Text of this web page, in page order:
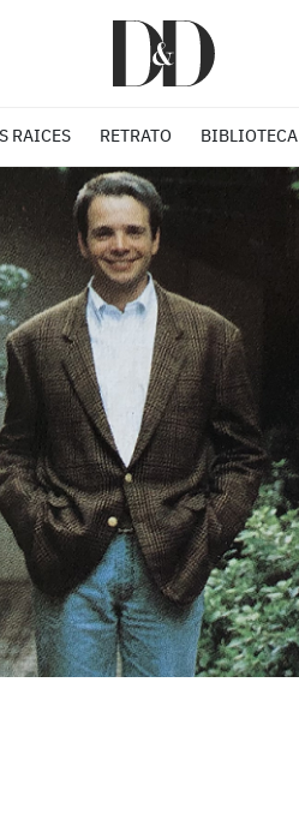
RAICES RETRATO BIBLIOTECA